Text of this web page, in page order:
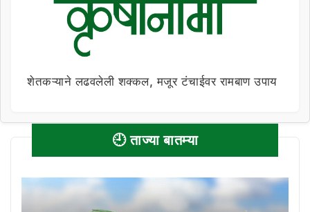
शेतकऱ्याने लढवलेली शक्कल, मजूर टंचाईवर रामबाण उपाय
🕘 ताज्या बातम्या